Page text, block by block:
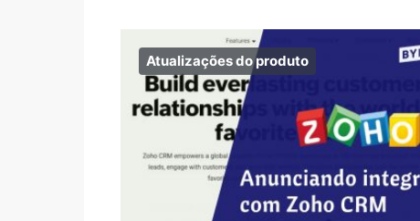
Atualizações do produto